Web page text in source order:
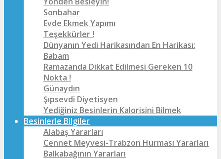
Sonbahar
Evde Ekmek Yapımı
Teşekkürler !
Dünyanın Yedi Harikasından En Harikası:
Babam
Ramazanda Dikkat Edilmesi Gereken 10
Nokta !
Günaydın
Şıpsevdi Diyetisyen
Yediğiniz Besinlerin Kalorisini Bilmek
Besinlerle Bilgiler
Alabaş Yararları
Cennet Meyvesi-Trabzon Hurması Yararları
Balkabağının Yararları